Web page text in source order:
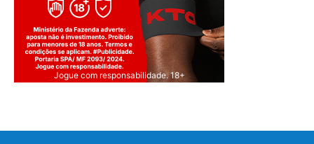
Jogue com responsabilidade. 18+